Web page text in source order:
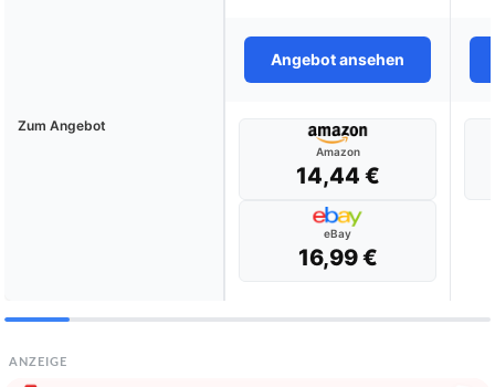
Angebot ansehen
Zum Angebot
Amazon
14,44 €
eBay
16,99 €
ANZEIGE